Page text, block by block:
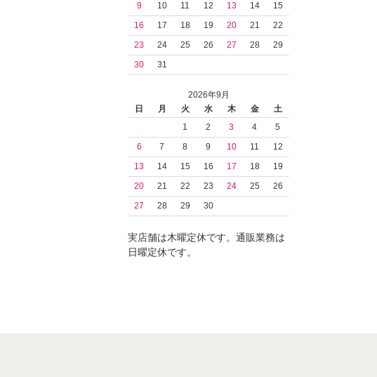
9
10 11 12 13 14
15
16
17 18 19 20 21
22
23
24 25 26 27 28
29
30
31
2026年9月
日
月 火 水 木 金
土
1
2 3 4
5
6
7 8 9 10 11
12
13
14 15 16 17 18
19
20
21 22 23 24 25
26
27
28 29 30
実店舗は木曜定休です。通販業務は
日曜定休です。